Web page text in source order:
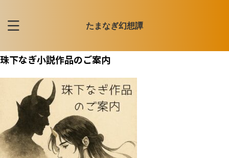
たまなぎ幻想譚
珠下なぎ小説作品のご案内